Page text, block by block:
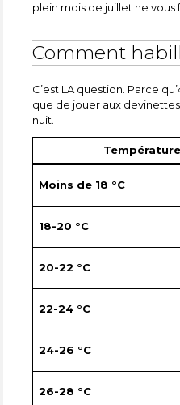
plein mois de juillet ne vous
Comment
C’est LA question. Parce
que de jouer aux
nuit.
Température
Moins de 18 °C
18-20 °C
20-22 °C
22-24 °C
24-26 °C
26-28 °C